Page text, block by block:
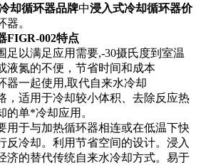
却循环器品牌中浸入式冷却循环器价
器。
FIGR-002特点
足以满足应用需要,-30摄氏度到室温
液氮的不便，节省时间和成本
器一起使用,取代自来水冷却
，适用于冷却较小体积、去除反应热
的单*冷却应用。
用于与加热循环器相连或在低温下快
反冷却。利用节省空间的设计。浸入
济的替代传统自来水冷却方式。易于